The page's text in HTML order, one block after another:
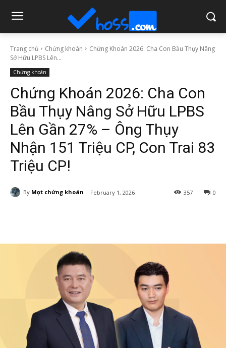
Trang chủ Chứng khoán
Chứng Khoán 2026: Cha Con Bầu Thụy Nâng
Sở Hữu LPBS Lên...
Chứng khoán
Chứng Khoán 2026: Cha Con
Bầu Thụy Nâng Sở Hữu LPBS
Lên Gần 27% – Ông Thụy
Nhận 151 Triệu CP, Con Trai 83
Triệu CP!
By Mọt chứng khoán February 1, 2026 0
357